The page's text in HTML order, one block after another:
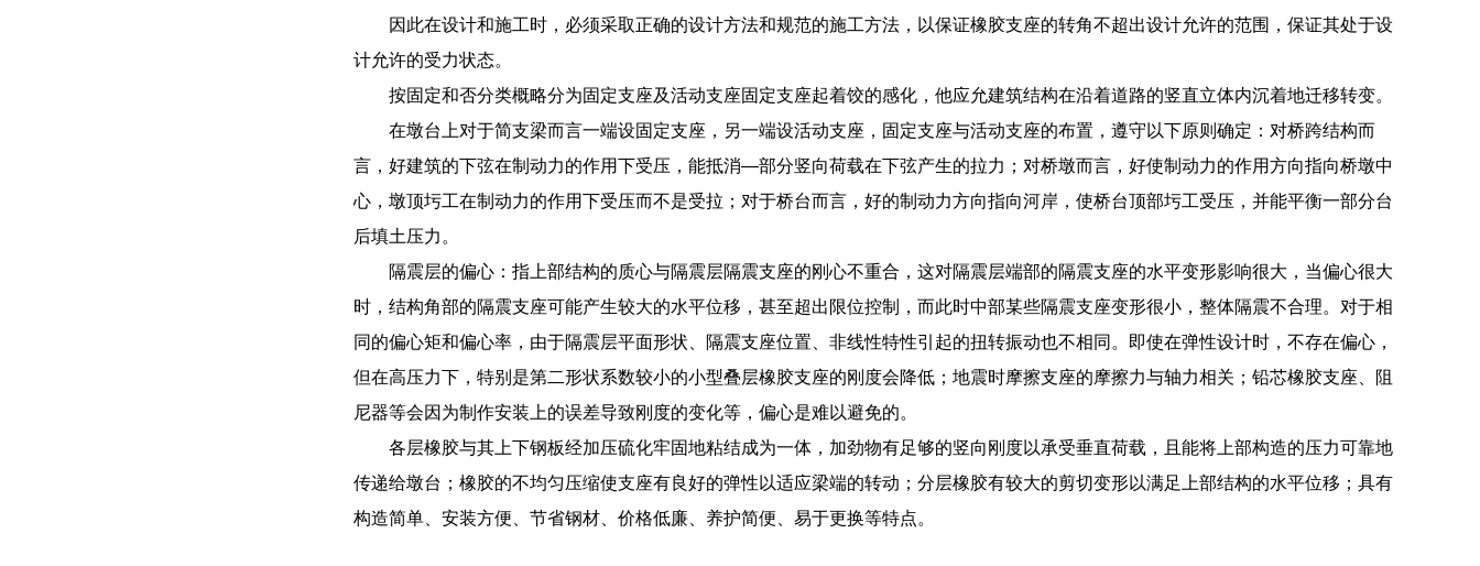
因此在设计和施工时，必须采取正确的设计方法和规范的施工方法，以保证橡胶支座的转角不超出设计允许的范围，保证其处于设
计允许的受力状态。
按固定和否分类概略分为固定支座及活动支座固定支座起着饺的感化，他应允建筑结构在沿着道路的竖直立体内沉着地迁移转变。
在墩台上对于简支梁而言一端设固定支座，另一端设活动支座，固定支座与活动支座的布置，遵守以下原则确定：对桥跨结构而
言，好建筑的下弦在制动力的作用下受压，能抵消—部分竖向荷载在下弦产生的拉力；对桥墩而言，好使制动力的作用方向指向桥墩中
心，墩顶圬工在制动力的作用下受压而不是受拉；对于桥台而言，好的制动力方向指向河岸，使桥台顶部圬工受压，并能平衡一部分台
后填土压力。
隔震层的偏心：指上部结构的质心与隔震层隔震支座的刚心不重合，这对隔震层端部的隔震支座的水平变形影响很大，当偏心很大
时，结构角部的隔震支座可能产生较大的水平位移，甚至超出限位控制，而此时中部某些隔震支座变形很小，整体隔震不合理。对于相
同的偏心矩和偏心率，由于隔震层平面形状、隔震支座位置、非线性特性引起的扭转振动也不相同。即使在弹性设计时，不存在偏心，
但在高压力下，特别是第二形状系数较小的小型叠层橡胶支座的刚度会降低；地震时摩擦支座的摩擦力与轴力相关；铅芯橡胶支座、阻
尼器等会因为制作安装上的误差导致刚度的变化等，偏心是难以避免的。
各层橡胶与其上下钢板经加压硫化牢固地粘结成为一体，加劲物有足够的竖向刚度以承受垂直荷载，且能将上部构造的压力可靠地
传递给墩台；橡胶的不均匀压缩使支座有良好的弹性以适应梁端的转动；分层橡胶有较大的剪切变形以满足上部结构的水平位移；具有
构造简单、安装方便、节省钢材、价格低廉、养护简便、易于更换等特点。